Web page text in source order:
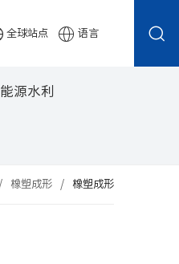
全球站点 语言
能源水利
橡塑成形 橡塑成形